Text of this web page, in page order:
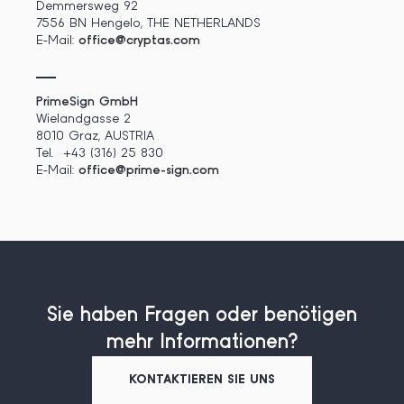
Demmersweg 92
7556 BN Hengelo, THE NETHERLANDS
E-Mail: office@cryptas.com
PrimeSign GmbH
Wielandgasse 2
8010 Graz, AUSTRIA
Tel. +43 (316) 25 830
E-Mail: office@prime-sign.com
Sie haben Fragen oder benötigen
mehr Informationen?
KONTAKTIEREN SIE UNS